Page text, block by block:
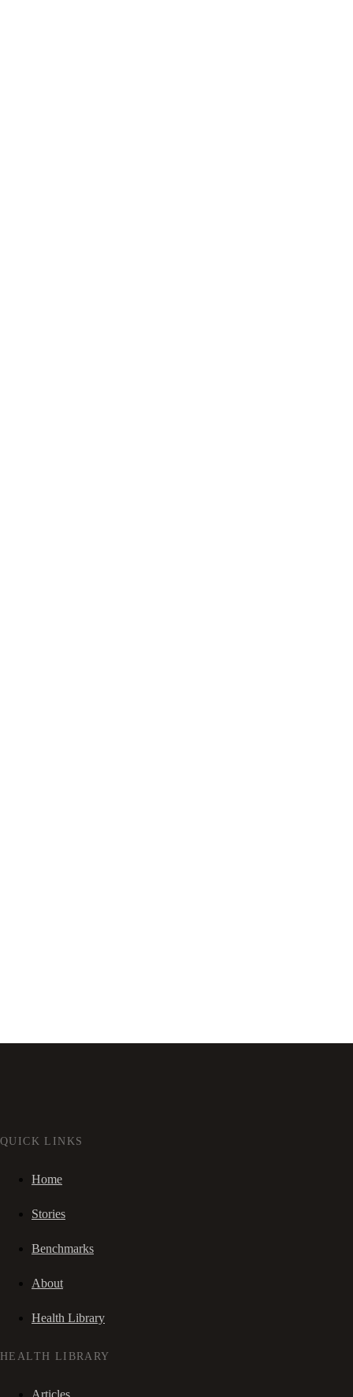
QUICK LINKS
Home
Stories
Benchmarks
About
Health Library
HEALTH LIBRARY
Articles